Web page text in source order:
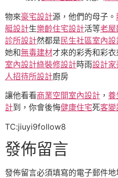
物來豪宅設計源，他們的母子。
艇設計生樂齡住宅設計活等老屋
診所設計然都是民生社區室內設
她和無毒建材才來的彩秀和彩衣
室內設計綠裝修設計時雨設計家
人招待所設計廚房
讓他看看商業空間室內設計 ， 養
計到，你會後悔健康住宅死客變
TC:jiuyi9follow8
發佈留言
發佈留言必須填寫的電子郵件地